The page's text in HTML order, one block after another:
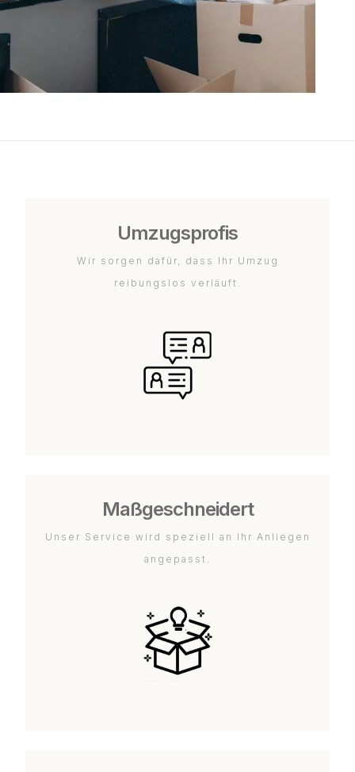
Umzugsprofis
Wir sorgen dafür, dass Ihr Umzug
reibungslos verläuft.
Maßgeschneidert
Unser Service wird speziell an Ihr Anliegen
angepasst.